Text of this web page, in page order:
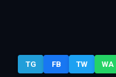
13
TG FB TW WA